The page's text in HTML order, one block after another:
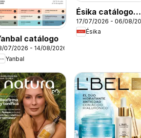
catálogo
07/2026 - 14/08/2026
Yanbal
Ésika catálogo
C11/2026
17/07/2026 - 06/08/
Ésika